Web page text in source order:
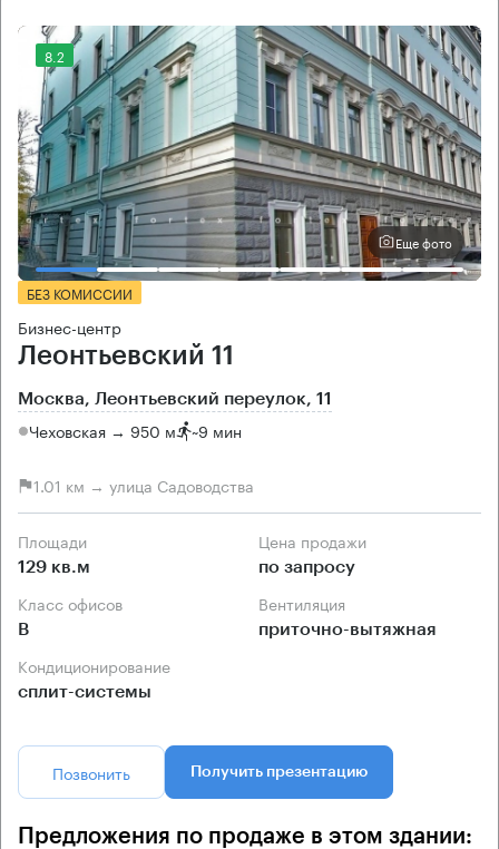
8.2
Еще фото
БЕЗ КОМИССИИ
Бизнес-центр
Леонтьевский 11
Москва, Леонтьевский переулок, 11
Чеховская → 950 м ~9 мин
1.01 км → улица Садоводства
Площади
129 кв.м
Цена продажи
по запросу
Класс офисов
B
Вентиляция
приточно-вытяжная
Кондиционирование
сплит-системы
Позвонить Получить презентацию
Предложения по продаже в этом здании: